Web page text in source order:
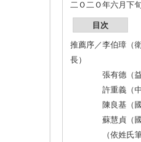
二Ｏ二Ｏ年六月下
目次
推薦序／李伯璋（
長）
張有德（益安
許重義（中國
陳良基（國立臺
蘇慧貞（國立
（依姓氏筆